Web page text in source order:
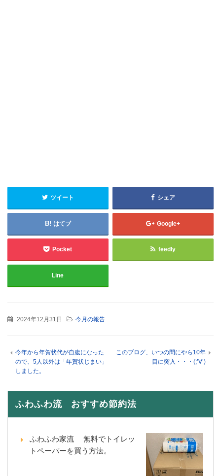
ツイート シェア
はてブ Google+
Pocket feedly
Line
2024年12月31日 今月の報告
今年から年賀状代が自腹になった
ので、5人以外は「年賀状じまい」
しました。
このブログ、いつの間にやら10年
目に突入・・・(;’∀’)
ふわふわ流 おすすめ節約法
ふわふわ家流 無料でトイレッ
トペーパーを買う方法。